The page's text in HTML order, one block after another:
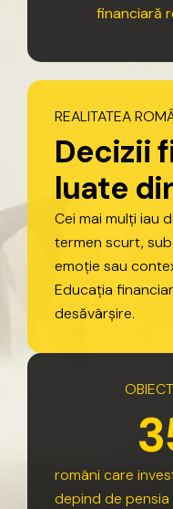
financiară
REALITATEA
Deciziif
luate di
Cei mai mulți iau
termen scurt, sub
emoție sau
Educația
desăvârșire.
3
români care
depind de pensia